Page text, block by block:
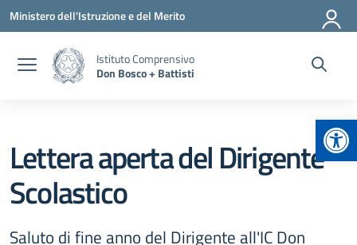
Vai ai contenuti
Vai al menu di navigazione
Vai al footer
Ministero dell'Istruzione e del Merito
Istituto Comprensivo
Don Bosco + Battisti
Lettera aperta del Dirigente
Scolastico
Saluto di fine anno del Dirigente all'IC Don